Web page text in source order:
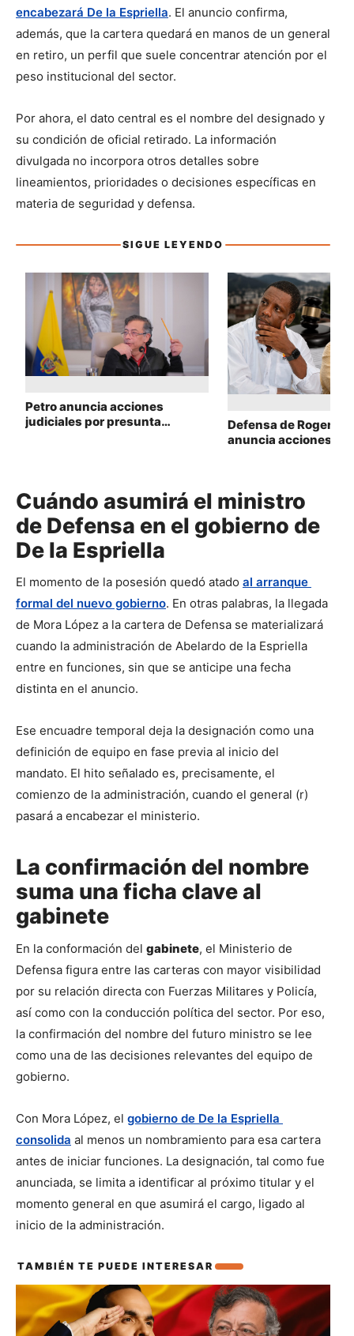
encabezará De la Espriella. El anuncio confirma,
además, que la cartera quedará en manos de un general
en retiro, un perfil que suele concentrar atención por el
peso institucional del sector.
Por ahora, el dato central es el nombre del designado y
su condición de oficial retirado. La información
divulgada no incorpora otros detalles sobre
lineamientos, prioridades o decisiones específicas en
materia de seguridad y defensa.
SIGUE LEYENDO
Sigue leyendo
Petro anuncia acciones
judiciales por presunta
Defensa de Roger
anuncia acciones
Cuándo asumirá el ministro
de Defensa en el gobierno de
De la Espriella
El momento de la posesión quedó atado al arranque
formal del nuevo gobierno. En otras palabras, la llegada
de Mora López a la cartera de Defensa se materializará
cuando la administración de Abelardo de la Espriella
entre en funciones, sin que se anticipe una fecha
distinta en el anuncio.
Ese encuadre temporal deja la designación como una
definición de equipo en fase previa al inicio del
mandato. El hito señalado es, precisamente, el
comienzo de la administración, cuando el general (r)
pasará a encabezar el ministerio.
La confirmación del nombre
suma una ficha clave al
gabinete
En la conformación del gabinete, el Ministerio de
Defensa figura entre las carteras con mayor visibilidad
por su relación directa con Fuerzas Militares y Policía,
así como con la conducción política del sector. Por eso,
la confirmación del nombre del futuro ministro se lee
como una de las decisiones relevantes del equipo de
gobierno.
Con Mora López, el gobierno de De la Espriella
consolida al menos un nombramiento para esa cartera
antes de iniciar funciones. La designación, tal como fue
anunciada, se limita a identificar al próximo titular y el
momento general en que asumirá el cargo, ligado al
inicio de la administración.
TAMBIÉN TE PUEDE INTERESAR
También te puede interesar